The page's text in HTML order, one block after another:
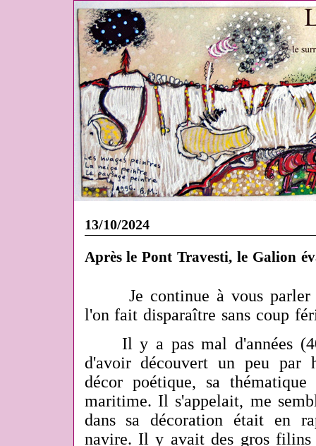
13/10/2024
Après le Pont Travesti, le Galion
Je continue à vous
l'on fait disparaître sans coup
Il y a pas mal d'années (40
d'avoir découvert un peu par
décor poétique, sa thématique
maritime. Il s'appelait, me
dans sa décoration était en
navire. Il y avait des gros filins